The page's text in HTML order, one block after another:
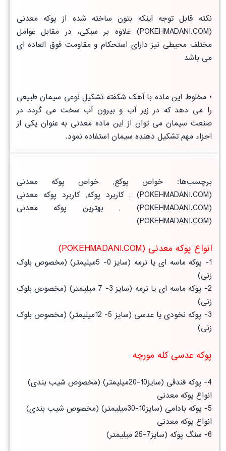
نکته قابل توجه اینکه بتون ساخته شده از پوکه معدنی
(POKEHMADANI.COM) علاوه بر سبکی، در مقابل عوامل
مختلف محیطی نیز دارای استحکام و مقاومت فوق العاده ای
می باشد
• مخلوط این ماده با آهک شکفته تشکیل نوعی سیمان طبیعی
را می دهد که در زیر آب و بیرون آب سخت می گردد در
صنعت سیمان می توان از این ماده معدنی به عنوان یکی از
اجزاء مهم تشکیل دهنده سیمان استفاده نمود.
برچسب‌ها: خواص پوکع, خواص پوکه معدنی
(POKEHMADANI.COM) ,
کاربرد پوکه,کاربرد پوکه معدنی
(POKEHMADANI.COM) ,
بهترین پوکه معدنی
(POKEHMADANI.COM)
انواع پوکه معدنی (POKEHMADANI.COM)
1- پوکه ماسه ای یا نرمه (سایز 0- 5میلیمتر) (مخصوص بلوک
زنی)
2- پوکه ماسه ای یا نرمه (سایز 3- 7 میلیمتر) (مخصوص بلوک
زنی)
3- پوکه نخودی یا عدسی (سایز 5- 12میلیمتر) (مخصوص بلوک
زنی)
پوکه عدسی کله مورچه
4- پوکه فندقی (سایز10-20میلیمتر) (مخصوص شیب بندی)
انواع پوکه معدنی
5- پوکه بادامی (سایز10-30میلیمتر) (مخصوص شیب بندی)
انواع پوکه معدنی
6- سنگ پوکه (سایز7-25 میلیمتر)